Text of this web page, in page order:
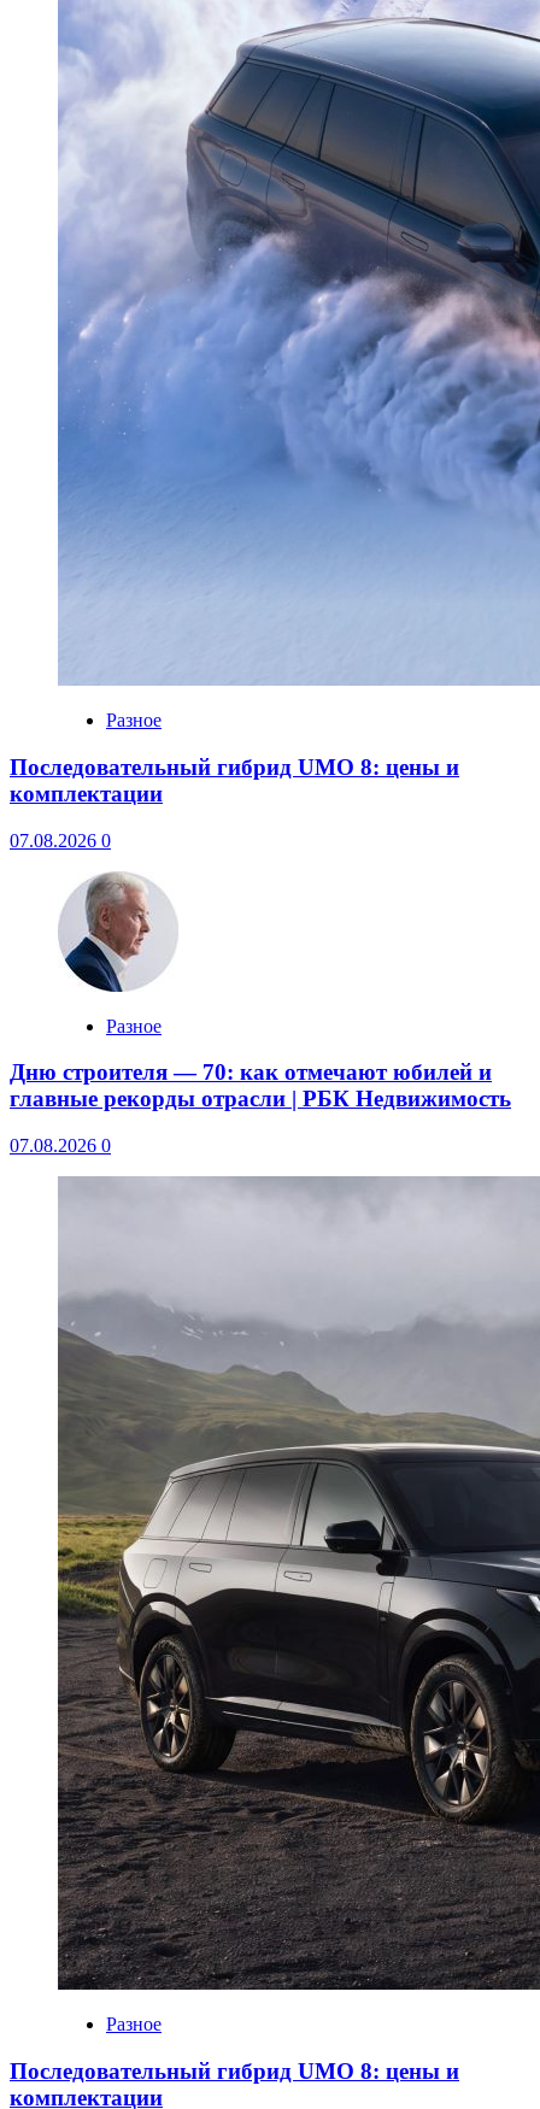
Разное
Последовательный гибрид UMO 8: цены и
комплектации
07.08.2026 0
Разное
Дню строителя — 70: как отмечают юбилей и
главные рекорды отрасли | РБК Недвижимость
07.08.2026 0
Разное
Последовательный гибрид UMO 8: цены и
комплектации